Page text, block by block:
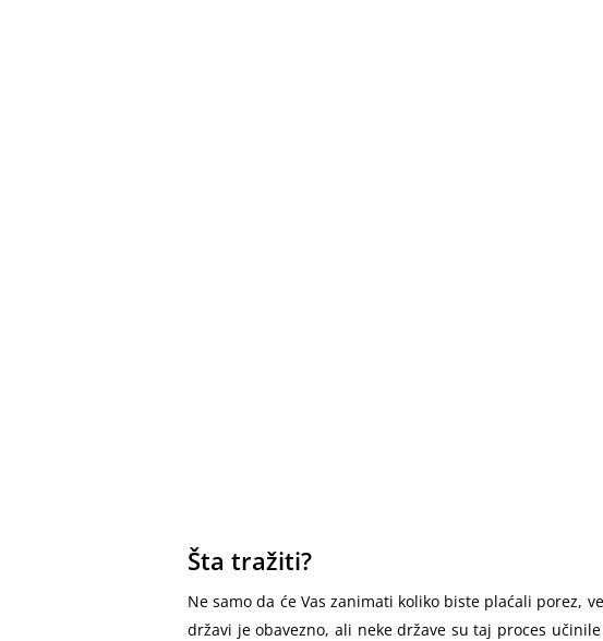
Šta tražiti?
Ne samo da će Vas zanimati koliko biste plaćali porez,
državi je obavezno, ali neke države su taj proces